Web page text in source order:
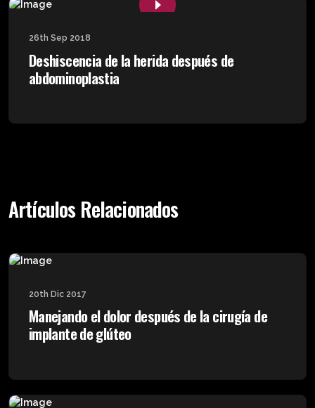
26th Sep 2018
Deshiscencia de la herida después de
abdominoplastia
Artículos Relacionados
20th Dic 2017
Manejando el dolor después de la cirugía de
implante de glúteo